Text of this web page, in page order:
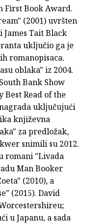
First Book Award.
(2001) uvršten
Tait Black
uključio ga je
romanopisaca.
oblaka" iz 2004.
Bank Show
Read of the
uključujući
književna
za predložak,
snimili su 2012.
romani "Livada
Man Booker
(2010), a
(2015). David
u Japanu, a sada